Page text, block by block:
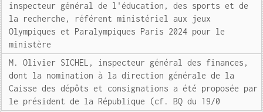
inspecteur général de l'éducation, des sports et de
la recherche, référent ministériel aux jeux
Olympiques et Paralympiques Paris 2024 pour le
ministère
M. Olivier SICHEL, inspecteur général des finances,
dont la nomination à la direction générale de la
Caisse des dépôts et consignations a été proposée par
le président de la République (cf. BQ du 19/0